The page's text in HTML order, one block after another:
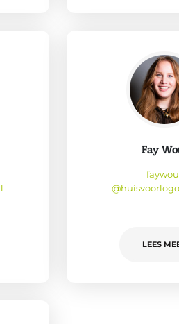
Fay
LEES